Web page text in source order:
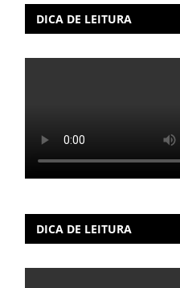
DICA DE LEITURA
DICA DE LEITURA